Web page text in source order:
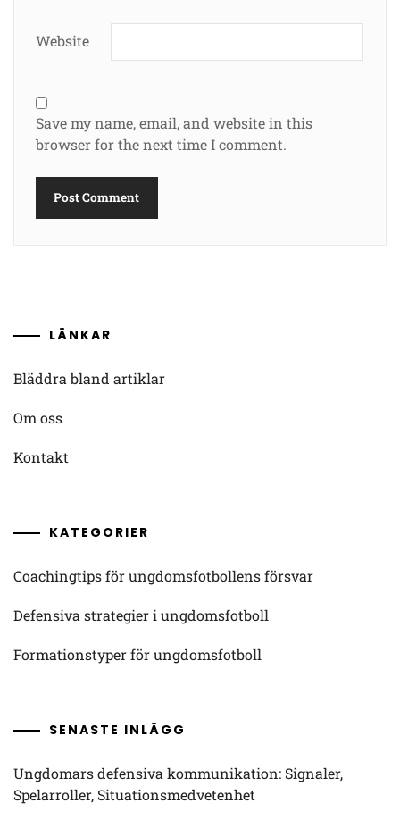
Website
Save my name, email, and website in this
browser for the next time I comment.
LÄNKAR
Bläddra bland artiklar
Om oss
Kontakt
KATEGORIER
Coachingtips för ungdomsfotbollens försvar
Defensiva strategier i ungdomsfotboll
Formationstyper för ungdomsfotboll
SENASTE INLÄGG
Ungdomars defensiva kommunikation: Signaler,
Spelarroller, Situationsmedvetenhet